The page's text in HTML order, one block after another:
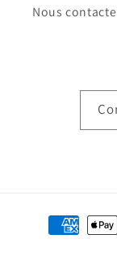
Nous
Formas